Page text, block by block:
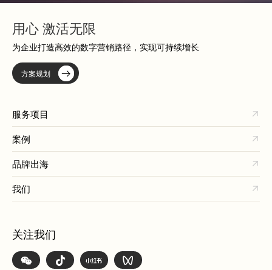
用心 激活无限
为企业打造高效的数字营销路径，实现可持续增长
方案规划
服务项目
案例
品牌出海
我们
关注我们